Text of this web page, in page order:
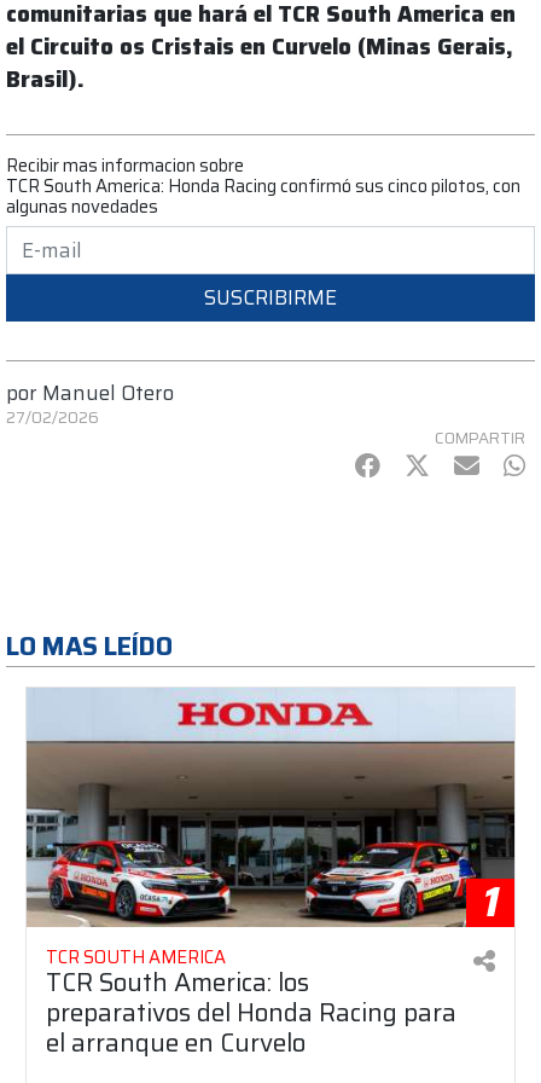
comunitarias que hará el TCR South America en
el Circuito os Cristais en Curvelo (Minas Gerais,
Brasil).
Recibir mas informacion sobre
TCR South America: Honda Racing confirmó sus cinco pilotos, con
algunas novedades
SUSCRIBIRME
por Manuel Otero
27/02/2026
COMPARTIR
Facebook
Twitter
mail
LO MAS LEÍDO
1
TCR SOUTH AMERICA
TCR South America: los
preparativos del Honda Racing para
el arranque en Curvelo